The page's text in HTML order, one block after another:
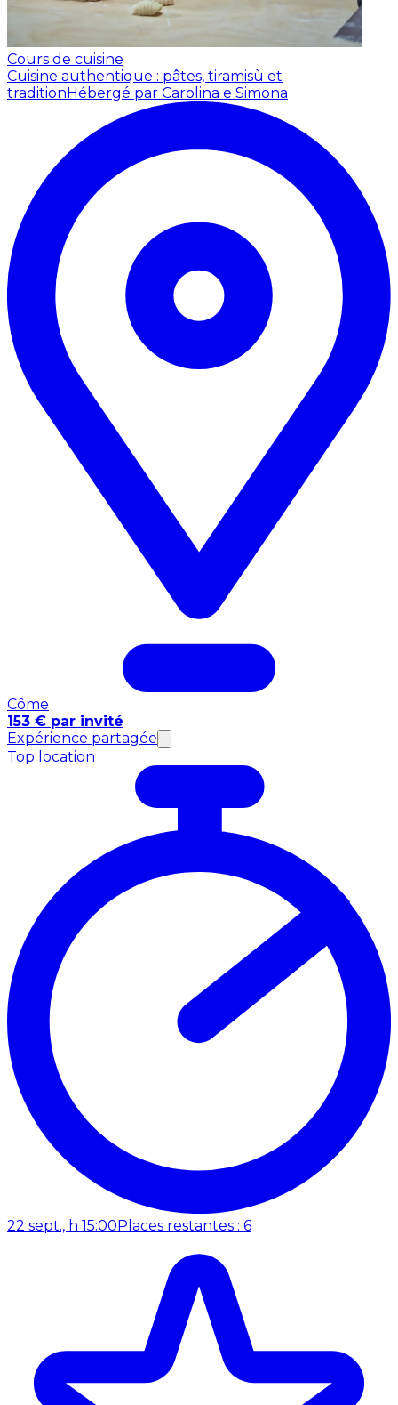
Cours de cuisine
Cuisine authentique : pâtes, tiramisù et
traditionHébergé par Carolina e Simona
Côme
153 € par invité
Expérience partagée
Top location
22 sept., h 15:00 Places restantes : 6